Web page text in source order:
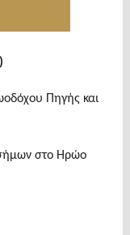
Πηγής και
στο Ηρώο